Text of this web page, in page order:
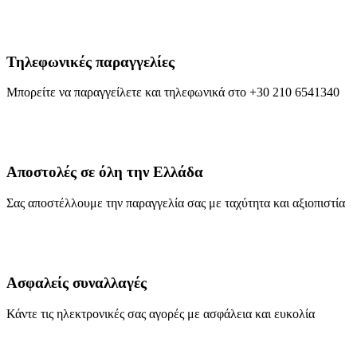
Τηλεφωνικές παραγγελίες
Μπορείτε να παραγγείλετε και τηλεφωνικά στο +30 210 6541340
Αποστολές σε όλη την Ελλάδα
Σας αποστέλλουμε την παραγγελία σας με ταχύτητα και αξιοπιστία
Ασφαλείς συναλλαγές
Κάντε τις ηλεκτρονικές σας αγορές με ασφάλεια και ευκολία